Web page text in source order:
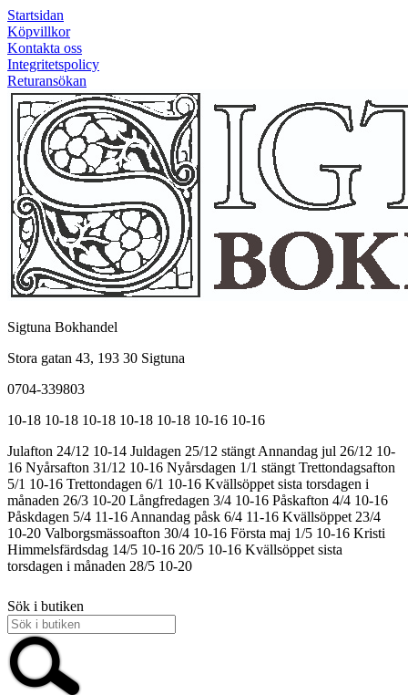
Startsidan
Köpvillkor
Kontakta oss
Integritetspolicy
Returansökan
Sigtuna Bokhandel
Stora gatan 43, 193 30 Sigtuna
0704-339803
10-18 10-18 10-18 10-18 10-18 10-16 10-16
Julafton 24/12 10-14 Juldagen 25/12 stängt Annandag jul 26/12 10-
16 Nyårsafton 31/12 10-16 Nyårsdagen 1/1 stängt Trettondagsafton
5/1 10-16 Trettondagen 6/1 10-16 Kvällsöppet sista torsdagen i
månaden 26/3 10-20 Långfredagen 3/4 10-16 Påskafton 4/4 10-16
Påskdagen 5/4 11-16 Annandag påsk 6/4 11-16 Kvällsöppet 23/4
10-20 Valborgsmässoafton 30/4 10-16 Första maj 1/5 10-16 Kristi
Himmelsfärdsdag 14/5 10-16 20/5 10-16 Kvällsöppet sista
torsdagen i månaden 28/5 10-20
Sök i butiken